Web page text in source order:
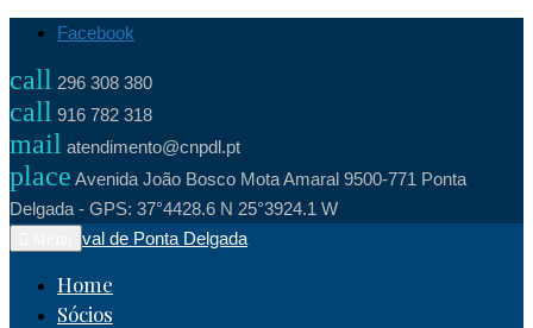
Skip
content
Facebook
call 296 308 380
call 916 782 318
mail atendimento@cnpdl.pt
place Avenida João Bosco Mota Amaral 9500-771 Ponta
Delgada - GPS: 37°4428.6 N 25°3924.1 W
Clube Naval de Ponta Delgada
Home
Sócios